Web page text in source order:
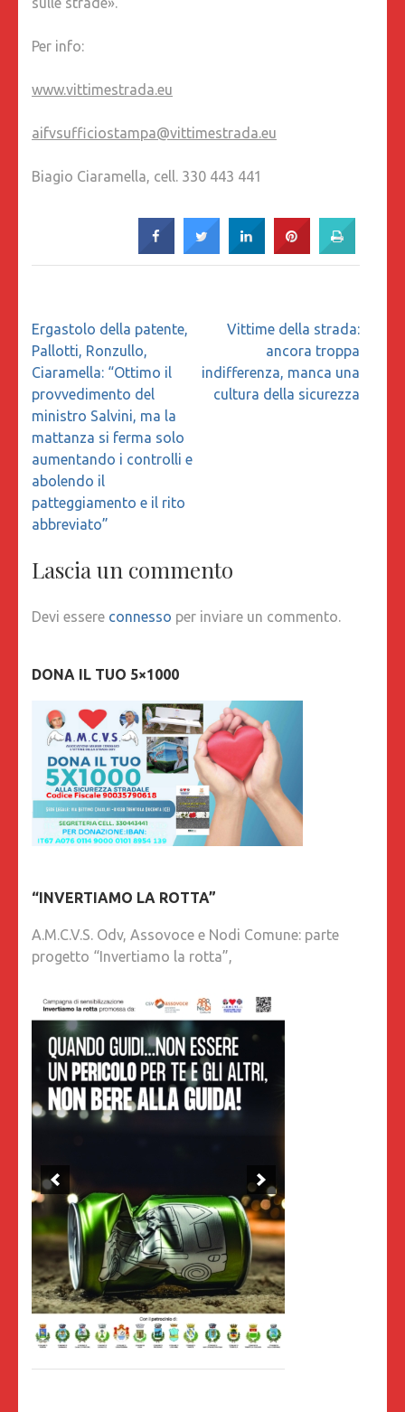
Per info:
www.vittimestrada.eu
aifvsufficiostampa@vittimestrada.eu
Biagio Ciaramella, cell. 330 443 441
Navigazione
articoli
Ergastolo della patente,
Pallotti, Ronzullo,
Ciaramella: “Ottimo il
provvedimento del
ministro Salvini, ma la
mattanza si ferma solo
aumentando i controlli e
abolendo il
patteggiamento e il rito
abbreviato”
Vittime della strada:
ancora troppa
indifferenza, manca una
cultura della sicurezza
Lascia un commento
Devi essere connesso per inviare un commento.
DONA IL TUO 5×1000
“INVERTIAMO LA ROTTA”
A.M.C.V.S. Odv, Assovoce e Nodi Comune: parte
progetto “Invertiamo la rotta”,